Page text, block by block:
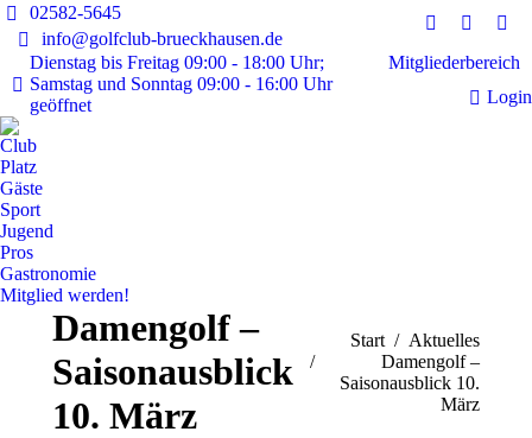
02582-5645
info@golfclub-brueckhausen.de
Dienstag bis Freitag 09:00 - 18:00 Uhr;
Samstag und Sonntag 09:00 - 16:00 Uhr
geöffnet
Instagram
page
opens
page
opens
E-
Mitgliederbereich
Login
Club
Platz
Gäste
Sport
Jugend
Pros
Gastronomie
Mitglied werden!
Damengolf –
Saisonausblick
10. März
Sie befinden sich hier:
Start
Aktuelles
Damengolf –
Saisonausblick 10.
März